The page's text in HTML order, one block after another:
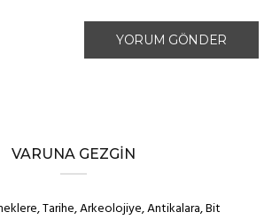
VARUNA GEZGIN
Tarihe, Arkeolojiye, Antikalara, Bit